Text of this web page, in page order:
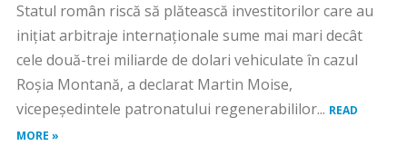
Statul român riscă să plătească investitorilor care au
inițiat arbitraje internaționale sume mai mari decât
cele două-trei miliarde de dolari vehiculate în cazul
Roșia Montană, a declarat Martin Moise,
vicepeședintele patronatului regenerabililor... READ
MORE »